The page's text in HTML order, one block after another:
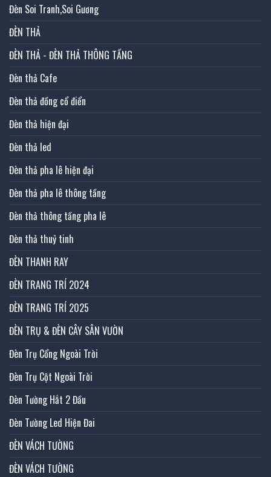
Đèn Soi Tranh,Soi Gương
ĐÈN THẢ
ĐÈN THẢ - ĐÈN THẢ THÔNG TẦNG
Đèn thả Cafe
Đèn thả đồng cổ điển
Đèn thả hiện đại
Đèn thả led
Đèn thả pha lê hiện đại
Đèn thả pha lê thông tầng
Đèn thả thông tầng pha lê
Đèn thả thuỷ tinh
ĐÈN THANH RAY
ĐÈN TRANG TRÍ 2024
ĐÈN TRANG TRÍ 2025
ĐÈN TRỤ & ĐÈN CÂY SÂN VƯỜN
Đèn Trụ Cổng Ngoài Trời
Đèn Trụ Cột Ngoài Trời
Đèn Tường Hắt 2 Đầu
Đèn Tường Led Hiện Đai
ĐÈN VÁCH TƯỜNG
ĐÈN VÁCH TƯỜNG